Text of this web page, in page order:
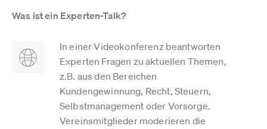
Was ist ein Experten-Talk?
In einer Videokonferenz beantworten
Experten Fragen zu aktuellen Themen,
z.B. aus den Bereichen
Kundengewinnung, Recht, Steuern,
Selbstmanagement oder Vorsorge.
Vereinsmitglieder moderieren die